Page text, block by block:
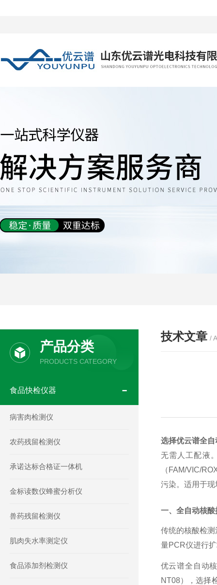
技术文章 /
选择优云谱全
无需人工配液
（FAM/VIC/
污染。适用于
一、全自动核
传统的核酸检
量PCR仪进行
优云谱全自动
NT08），选择
产品分类
PRODUCTS CATEGORY
食品快检仪器
病害肉检测仪
农药残留检测仪
承诺达标合格证一体机
金标读数仪蜂蜜分析仪
兽药残留检测仪
肌肉失水率测定仪
食品添加剂检测仪